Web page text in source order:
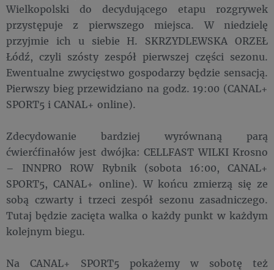
Wielkopolski do decydującego etapu rozgrywek
przystępuje z pierwszego miejsca. W niedzielę
przyjmie ich u siebie H. SKRZYDLEWSKA ORZEŁ
Łódź, czyli szósty zespół pierwszej części sezonu.
Ewentualne zwycięstwo gospodarzy będzie sensacją.
Pierwszy bieg przewidziano na godz. 19:00 (CANAL+
SPORT5 i CANAL+ online).
Zdecydowanie bardziej wyrównaną parą
ćwierćfinałów jest dwójka: CELLFAST WILKI Krosno
– INNPRO ROW Rybnik (sobota 16:00, CANAL+
SPORT5, CANAL+ online). W końcu zmierzą się ze
sobą czwarty i trzeci zespół sezonu zasadniczego.
Tutaj będzie zacięta walka o każdy punkt w każdym
kolejnym biegu.
Na CANAL+ SPORT5 pokażemy w sobotę też